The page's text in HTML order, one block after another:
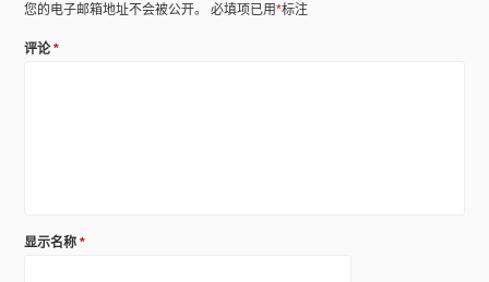
您的电子邮箱地址不会被公开。 必填项已用*标注
评论*
显示名称*